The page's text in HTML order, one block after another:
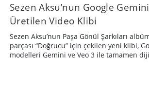
Sezen Aksu’nun Google
Üretilen Video Klibi
Sezen Aksu’nun Paşa Gönül Şarkıları
parçası “Doğrucu” için çekilen yeni klibi,
modelleri Gemini ve Veo 3 ile tamamen